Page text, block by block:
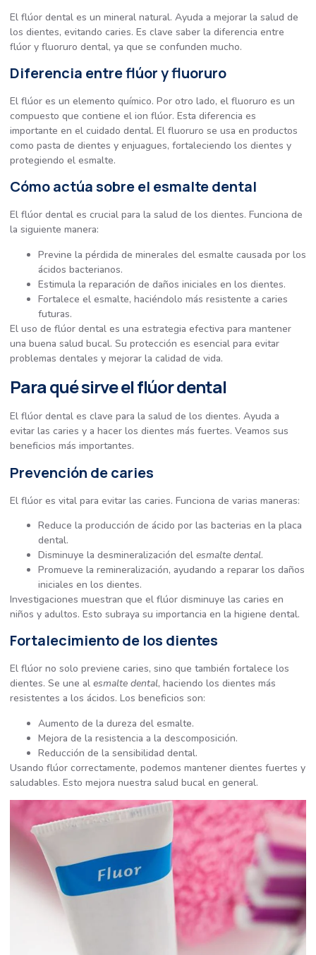
El flúor dental es un mineral natural. Ayuda a mejorar la salud de
los dientes, evitando caries. Es clave saber la diferencia entre
flúor y fluoruro dental, ya que se confunden mucho.
Diferencia entre flúor y fluoruro
El flúor es un elemento químico. Por otro lado, el fluoruro es un
compuesto que contiene el ion flúor. Esta diferencia es
importante en el cuidado dental. El fluoruro se usa en productos
como pasta de dientes y enjuagues, fortaleciendo los dientes y
protegiendo el esmalte.
Cómo actúa sobre el esmalte dental
El flúor dental es crucial para la salud de los dientes. Funciona de
la siguiente manera:
Previne la pérdida de minerales del esmalte causada por los
ácidos bacterianos.
Estimula la reparación de daños iniciales en los dientes.
Fortalece el esmalte, haciéndolo más resistente a caries
futuras.
El uso de flúor dental es una estrategia efectiva para mantener
una buena salud bucal. Su protección es esencial para evitar
problemas dentales y mejorar la calidad de vida.
Para qué sirve el flúor dental
El flúor dental es clave para la salud de los dientes. Ayuda a
evitar las caries y a hacer los dientes más fuertes. Veamos sus
beneficios más importantes.
Prevención de caries
El flúor es vital para evitar las caries. Funciona de varias maneras:
Reduce la producción de ácido por las bacterias en la placa
dental.
Disminuye la desmineralización del esmalte dental.
Promueve la remineralización, ayudando a reparar los daños
iniciales en los dientes.
Investigaciones muestran que el flúor disminuye las caries en
niños y adultos. Esto subraya su importancia en la higiene dental.
Fortalecimiento de los dientes
El flúor no solo previene caries, sino que también fortalece los
dientes. Se une al esmalte dental, haciendo los dientes más
resistentes a los ácidos. Los beneficios son:
Aumento de la dureza del esmalte.
Mejora de la resistencia a la descomposición.
Reducción de la sensibilidad dental.
Usando flúor correctamente, podemos mantener dientes fuertes y
saludables. Esto mejora nuestra salud bucal en general.